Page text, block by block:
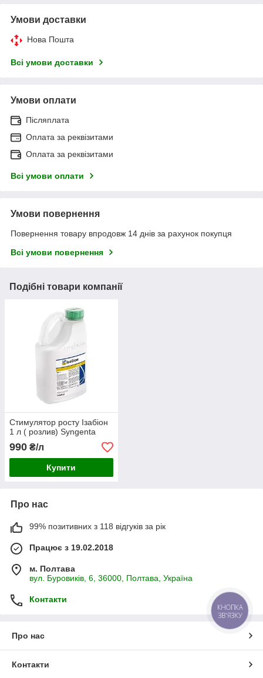
Умови доставки
Нова Пошта
Всі умови доставки
Умови оплати
Післяплата
Оплата за реквізитами
Оплата за реквізитами
Всі умови оплати
Умови повернення
Повернення товару впродовж 14 днів за рахунок покупця
Всі умови повернення
Подібні товари компанії
Стимулятор росту Ізабіон
1 л ( розлив) Syngenta
990 ₴/л
Купити
Про нас
99% позитивних з 118 відгуків за рік
Працює з 19.02.2018
м. Полтава
вул. Буровиків, 6, 36000, Полтава, Україна
Контакти
Про нас
Контакти
КНОПКА
ЗВ'ЯЗКУ